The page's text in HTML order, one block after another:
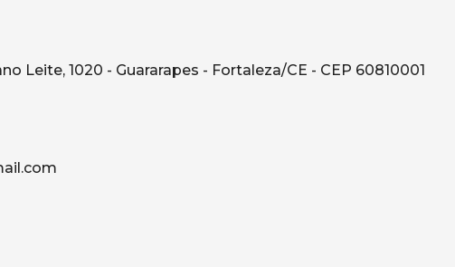
Leite, 1020 - Guararapes - Fortaleza/CE - CEP 60810001